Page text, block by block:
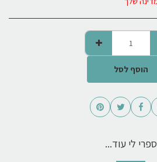
הוסף לסל
ספרי לי עוד...